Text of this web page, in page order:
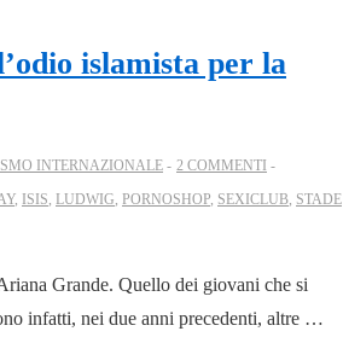
islamista per la
INTERNAZIONALE
2 COMMENTI
, ISIS, LUDWIG, PORNOSHOP, SEXICLUB, STADE
Grande. Quello dei giovani che si
infatti, nei due anni precedenti, altre …